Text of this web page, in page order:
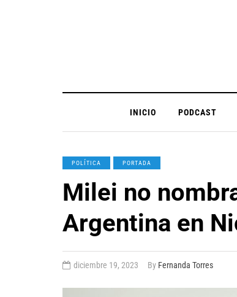
INICIO PODCAST
POLÍTICA PORTADA
Milei no
Argentina en
diciembre 19, 2023 By Fernanda Torres